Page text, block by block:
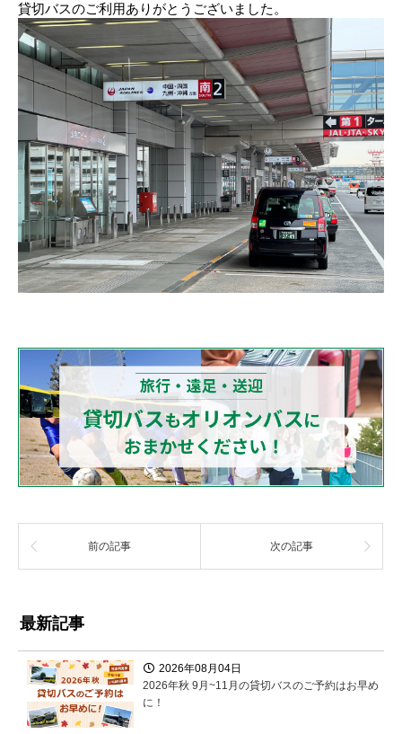
貸切バスのご利用ありがとうございました。
前の記事 次の記事
最新記事
2026年08月04日
2026年秋 9月~11月の貸切バスのご予約はお早め
に！